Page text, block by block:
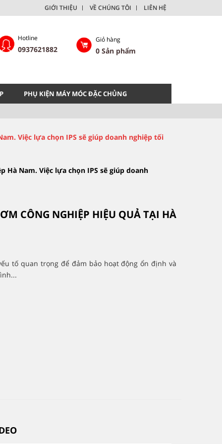
GIỚI THIỆU VỀ CHÚNG TÔI LIÊN HỆ
Hotline
0937621882
Giỏ hàng
0Sản phẩm
PHỤ KIỆN MÁY MÓC ĐẶC CHỦNG
Việc lựa chọn IPS sẽ giúp doanh nghiệp tối
Hà Nam. Việc lựa chọn IPS sẽ giúp doanh
CÔNG NGHIỆP HIỆU QUẢ TẠI HÀ
tố quan trọng để đảm bảo hoạt động ổn định và